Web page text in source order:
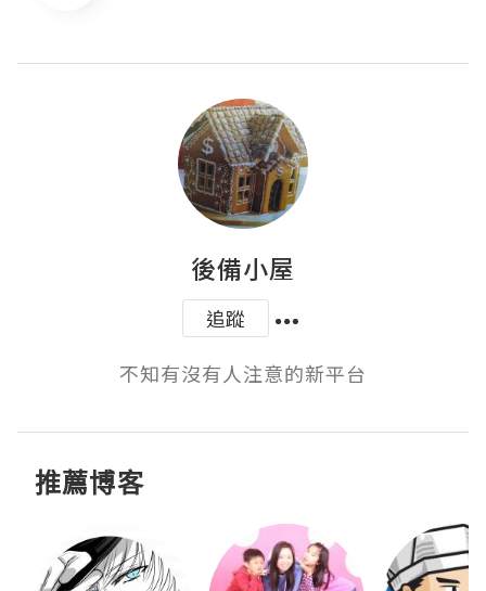
後備小屋
追蹤
不知有沒有人注意的新平台
推薦博客